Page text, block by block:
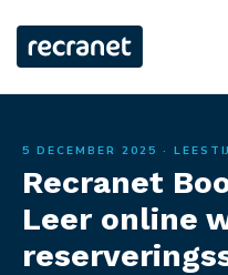
5 DECEMBER 2025 ·
Recranet
Leer online